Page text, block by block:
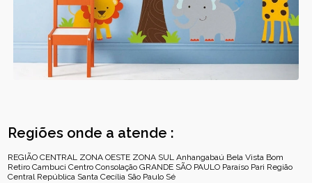
Regiões onde a atende :
REGIÃO CENTRAL ZONA OESTE ZONA SUL Anhangabaú Bela Vista Bom
Retiro Cambuci Centro Consolação GRANDE SÃO PAULO Paraíso Pari Região
Central República Santa Cecília São Paulo Sé